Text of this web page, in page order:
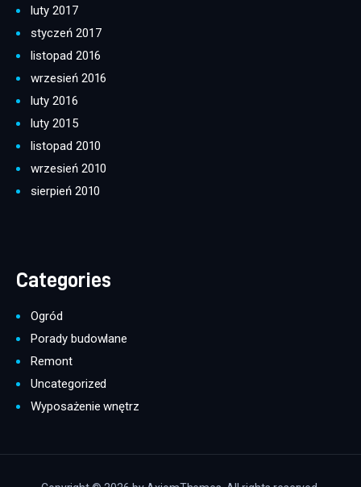
luty 2017
styczeń 2017
listopad 2016
wrzesień 2016
luty 2016
luty 2015
listopad 2010
wrzesień 2010
sierpień 2010
Categories
Ogród
Porady budowlane
Remont
Uncategorized
Wyposażenie wnętrz